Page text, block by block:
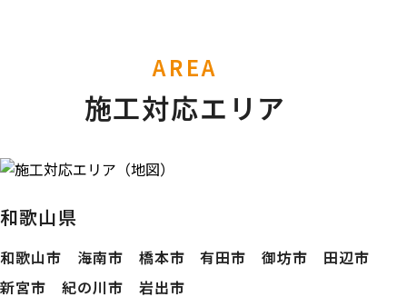
AREA
施工対応エリア
和歌山県
和歌山市 海南市 橋本市 有田市 御坊市 田辺市
新宮市 紀の川市 岩出市